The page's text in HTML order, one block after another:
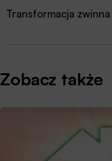
Transformacja
Zobacz także